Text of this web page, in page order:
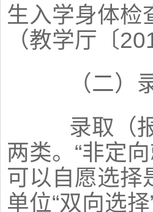
生入学身体检
（教学厅〔
（二）录
录取（报
两类。“非定
可以自愿选择
单位“双向选